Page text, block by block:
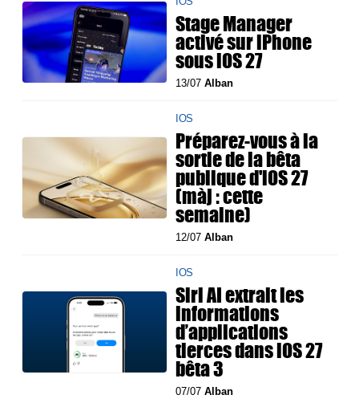
Stage Manager
activé sur iPhone
sous iOS 27
13/07Alban
IOS
Préparez-vous à la
sortie de la bêta
publique d'iOS 27
(màj : cette
semaine)
12/07Alban
IOS
Siri AI extrait les
informations
d’applications
tierces dans iOS 27
bêta 3
07/07Alban